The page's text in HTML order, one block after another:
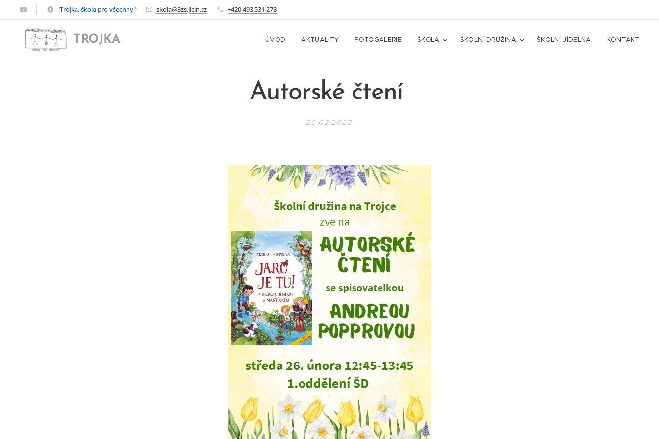
"Trojka, škola pro všechny" skola@3zs.jicin.cz +420 493 531 278
TROJKA ÚVOD AKTUALITY FOTOGALERIE ŠKOLA ŠKOLNÍ DRUŽINA ŠKOLNÍ JÍDELNA KONTAKT
Autorské čtení
26.02.2025